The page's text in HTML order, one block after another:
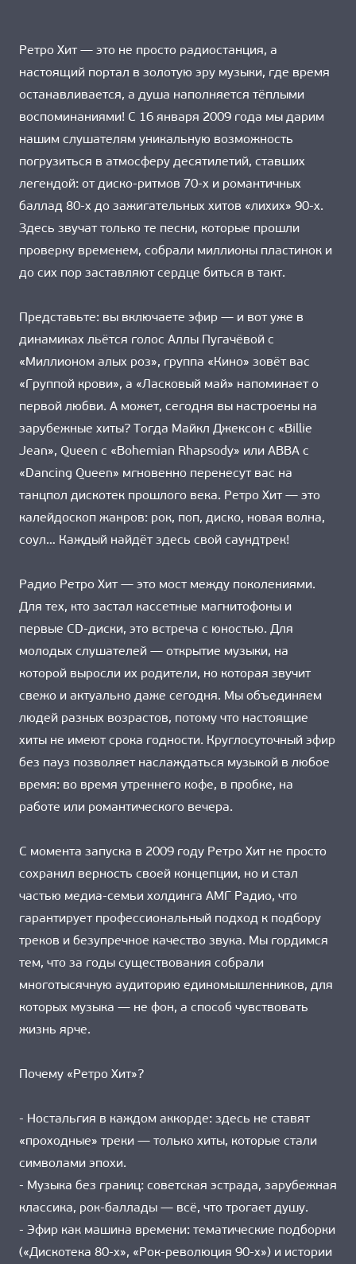
Ретро Хит — это не просто радиостанция, а
настоящий портал в золотую эру музыки, где время
останавливается, а душа наполняется тёплыми
воспоминаниями! С 16 января 2009 года мы дарим
нашим слушателям уникальную возможность
погрузиться в атмосферу десятилетий, ставших
легендой: от диско-ритмов 70-х и романтичных
баллад 80-х до зажигательных хитов «лихих» 90-х.
Здесь звучат только те песни, которые прошли
проверку временем, собрали миллионы пластинок и
до сих пор заставляют сердце биться в такт.
Представьте: вы включаете эфир — и вот уже в
динамиках льётся голос Аллы Пугачёвой с
«Миллионом алых роз», группа «Кино» зовёт вас
«Группой крови», а «Ласковый май» напоминает о
первой любви. А может, сегодня вы настроены на
зарубежные хиты? Тогда Майкл Джексон с «Billie
Jean», Queen с «Bohemian Rhapsody» или ABBA с
«Dancing Queen» мгновенно перенесут вас на
танцпол дискотек прошлого века. Ретро Хит — это
калейдоскоп жанров: рок, поп, диско, новая волна,
соул… Каждый найдёт здесь свой саундтрек!
Радио Ретро Хит — это мост между поколениями.
Для тех, кто застал кассетные магнитофоны и
первые CD-диски, это встреча с юностью. Для
молодых слушателей — открытие музыки, на
которой выросли их родители, но которая звучит
свежо и актуально даже сегодня. Мы объединяем
людей разных возрастов, потому что настоящие
хиты не имеют срока годности. Круглосуточный эфир
без пауз позволяет наслаждаться музыкой в любое
время: во время утреннего кофе, в пробке, на
работе или романтического вечера.
С момента запуска в 2009 году Ретро Хит не просто
сохранил верность своей концепции, но и стал
частью медиа-семьи холдинга АМГ Радио, что
гарантирует профессиональный подход к подбору
треков и безупречное качество звука. Мы гордимся
тем, что за годы существования собрали
многотысячную аудиторию единомышленников, для
которых музыка — не фон, а способ чувствовать
жизнь ярче.
Почему «Ретро Хит»?
- Ностальгия в каждом аккорде: здесь не ставят
«проходные» треки — только хиты, которые стали
символами эпохи.
- Музыка без границ: советская эстрада, зарубежная
классика, рок-баллады — всё, что трогает душу.
- Эфир как машина времени: тематические подборки
(«Дискотека 80-х», «Рок-революция 90-х») и истории